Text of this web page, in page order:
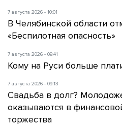
7 августа 2026 - 10:01
В Челябинской области
«Беспилотная опасность»
7 августа 2026 - 09:41
Кому на Руси больше
7 августа 2026 - 09:13
Свадьба в долг?
оказываются в
торжества